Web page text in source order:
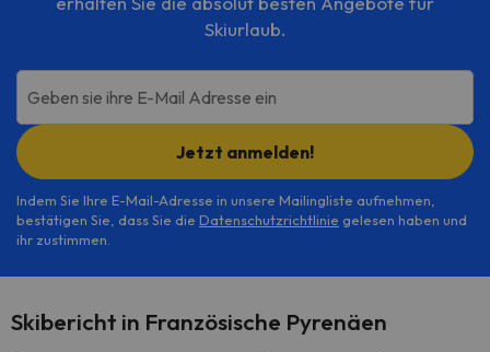
Skiurlaub.
Geben sie ihre E-Mail Adresse ein
Jetzt anmelden!
Indem Sie Ihre E-Mail-Adresse in unsere Mailingliste aufnehmen,
bestätigen Sie, dass Sie die Datenschutzrichtlinie gelesen haben und
ihr zustimmen.
Skibericht in Französische Pyrenäen